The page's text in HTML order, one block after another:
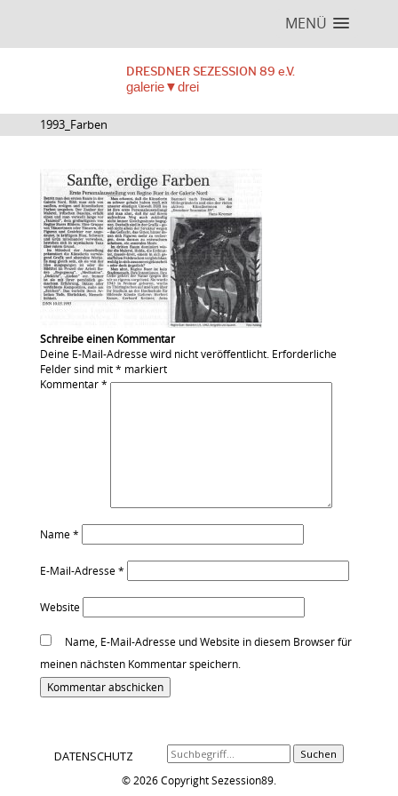
MENÜ
DRESDNER SEZESSION 89 e.V.
galerie▼drei
1993_Farben
Schreibe einen Kommentar
Deine E-Mail-Adresse wird nicht veröffentlicht. Erforderliche
Felder sind mit* markiert
Kommentar*
Name*
E-Mail-Adresse*
Website
Name, E-Mail-Adresse und Website in diesem Browser für
meinen nächsten Kommentar speichern.
DATENSCHUTZ Suchen
© 2026 Copyright Sezession89.